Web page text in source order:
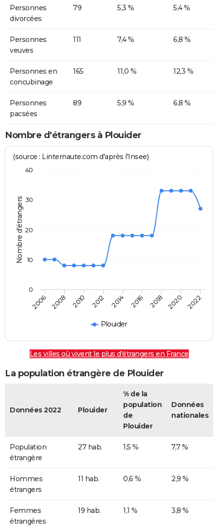
Personnes
divorcées
79 5,3 % 5,4 %
Personnes
veuves
111 7,4 % 6,8 %
Personnes en
concubinage
165 11,0 % 12,3 %
Personnes
pacsées
89 5,9 % 6,8 %
Nombre d'étrangers à Plouider
Nombre d'étrangers
(source : Linternaute.com d'après l'Insee)
Plouider
2006 2008 2010 2012 2014 2016 2018 2020 2022
10
20
30
0
40
Les villes où vivent le plus d'étrangers en France
La population étrangère de Plouider
Données 2022 Plouider
% de la
population
de
Plouider
Données
nationales
Population
étrangère
27 hab. 1,5 % 7,7 %
Hommes
étrangers
11 hab. 0,6 % 2,9 %
Femmes
étrangères
19 hab. 1,1 % 3,8 %